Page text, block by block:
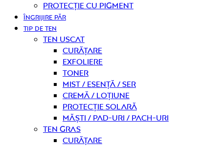
Protecție cu pigment
ÎNGRIJIRE PĂR
TIP DE TEN
Ten uscat
curățare
Exfoliere
Toner
Mist / Esență / Ser
Cremă / Loțiune
Protecție solară
Măști / Pad-uri / Pach-uri
Ten gras
curățare